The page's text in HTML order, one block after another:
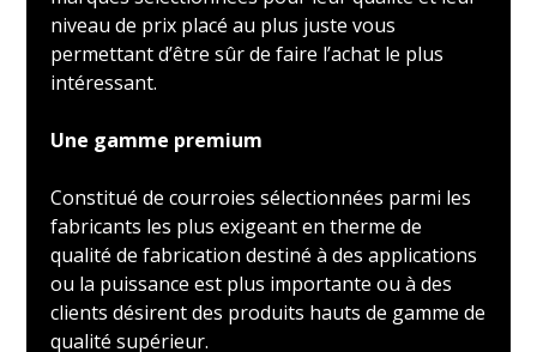
niveau de prix placé au plus juste vous
permettant d’être sûr de faire l’achat le plus
intéressant.
Une gamme premium
Constitué de courroies sélectionnées parmi les
fabricants les plus exigeant en therme de
qualité de fabrication destiné à des applications
ou la puissance est plus importante ou à des
clients désirent des produits hauts de gamme de
qualité supérieur.